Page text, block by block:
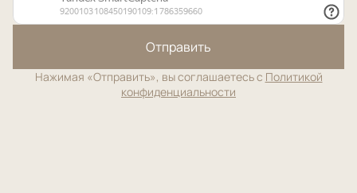
Отправить
Нажимая «Отправить», вы соглашаетесь с Политикой
конфиденциальности